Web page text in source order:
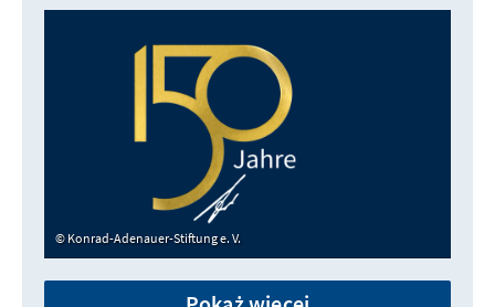
Konrad-Adenauer-Stiftung e. V.